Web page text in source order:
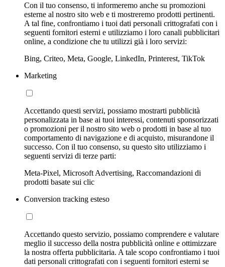
Con il tuo consenso, ti informeremo anche su promozioni
esterne al nostro sito web e ti mostreremo prodotti pertinenti.
A tal fine, confrontiamo i tuoi dati personali crittografati con i
seguenti fornitori esterni e utilizziamo i loro canali pubblicitari
online, a condizione che tu utilizzi già i loro servizi:
Bing, Criteo, Meta, Google, LinkedIn, Printerest, TikTok
Marketing
Accettando questi servizi, possiamo mostrarti pubblicità
personalizzata in base ai tuoi interessi, contenuti sponsorizzati
o promozioni per il nostro sito web o prodotti in base al tuo
comportamento di navigazione e di acquisto, misurandone il
successo. Con il tuo consenso, su questo sito utilizziamo i
seguenti servizi di terze parti:
Meta-Pixel, Microsoft Advertising, Raccomandazioni di
prodotti basate sui clic
Conversion tracking esteso
Accettando questo servizio, possiamo comprendere e valutare
meglio il successo della nostra pubblicità online e ottimizzare
la nostra offerta pubblicitaria. A tale scopo confrontiamo i tuoi
dati personali crittografati con i seguenti fornitori esterni se